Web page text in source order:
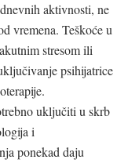
aktivnosti, ne
vremena. Teškoće u
stresom ili
psihijatrice
uključiti u skrb
i
ponekad daju